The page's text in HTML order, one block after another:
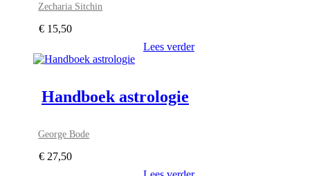
Zecharia Sitchin
€ 15,50
Lees verder
Handboek astrologie
George Bode
€ 27,50